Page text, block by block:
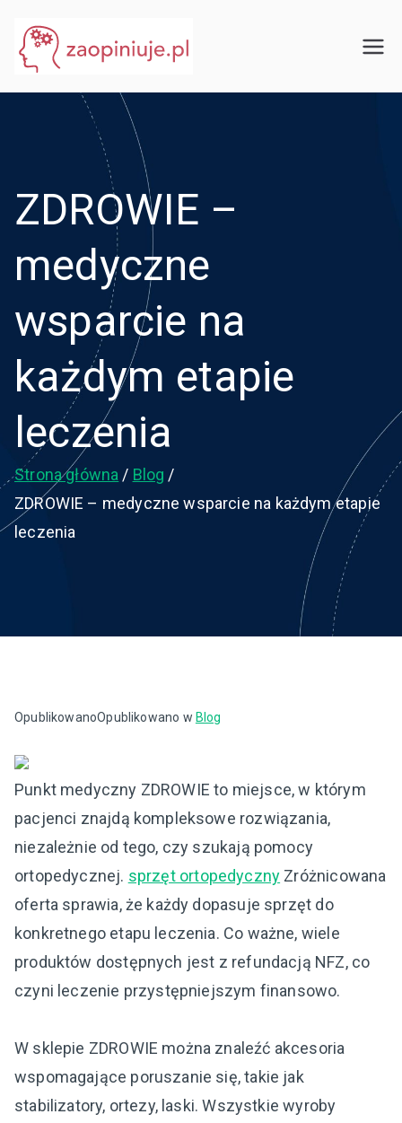
treści
ZDROWIE –
medyczne
wsparcie na
każdym etapie
leczenia
Strona główna
Blog
ZDROWIE – medyczne wsparcie na każdym etapie
leczenia
OpublikowanoOpublikowano w Blog
Punkt medyczny ZDROWIE to miejsce, w którym
pacjenci znajdą kompleksowe rozwiązania,
niezależnie od tego, czy szukają pomocy
ortopedycznej. sprzęt ortopedyczny Zróżnicowana
oferta sprawia, że każdy dopasuje sprzęt do
konkretnego etapu leczenia. Co ważne, wiele
produktów dostępnych jest z refundacją NFZ, co
czyni leczenie przystępniejszym finansowo.
W sklepie ZDROWIE można znaleźć akcesoria
wspomagające poruszanie się, takie jak
stabilizatory, ortezy, laski. Wszystkie wyroby